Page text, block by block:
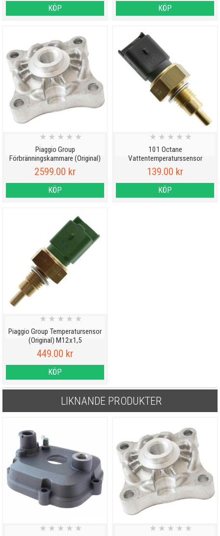
KÖP KÖP
Piaggio Group
Förbränningskammare (Original)
★ ★ ★ ★ ★
2599.00 kr
KÖP
101 Octane
Vattentemperaturssensor
(Standard)
★ ★ ★ ★ ★
139.00 kr
KÖP
Piaggio Group Temperatursensor
(Original) M12x1,5
★ ★ ★ ★ ★
449.00 kr
KÖP
LIKNANDE PRODUKTER
★ ★ ★ ★ ★ ★ ★ ★ ★ ★